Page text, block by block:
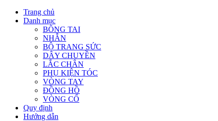
Skip
Trang chủ
Danh mục
BÔNG TAI
NHẪN
BỘ TRANG SỨC
DÂY CHUYỀN
LẮC CHÂN
PHỤ KIỆN TÓC
VÒNG TAY
ĐỒNG HỒ
VÒNG CỔ
Quy định
Hướng dẫn